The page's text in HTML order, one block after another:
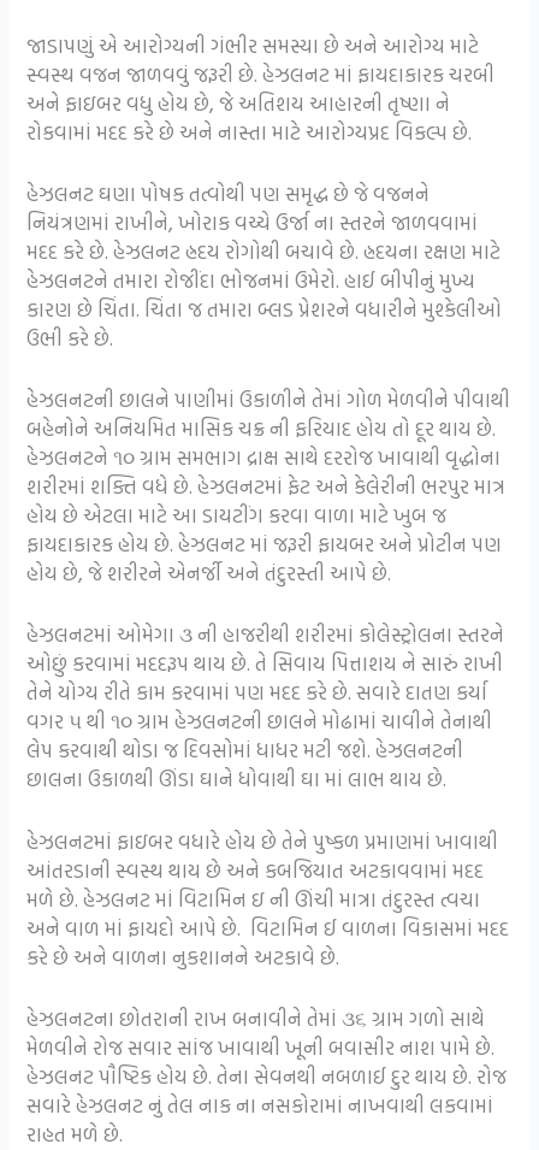
જાડાપણું એ આરોગ્યની ગંભીર સમસ્યા છે અને આરોગ્ય માટે
સ્વસ્થ વજન જાળવવું જરૂરી છે. હેઝલનટ માં ફાયદાકારક ચરબી
અને ફાઇબર વધુ હોય છે, જે અતિશય આહારની તૃષ્ણા ને
રોકવામાં મદદ કરે છે અને નાસ્તા માટે આરોગ્યપ્રદ વિકલ્પ છે.
હેઝલનટ ઘણા પોષક તત્વોથી પણ સમૃદ્ધ છે જે વજનને
નિયંત્રણમાં રાખીને, ખોરાક વચ્ચે ઉર્જા ના સ્તરને જાળવવામાં
મદદ કરે છે. હેઝલનટ હ્રદય રોગોથી બચાવે છે. હ્રદયના રક્ષણ માટે
હેઝલનટને તમારા રોજીંદા ભોજનમાં ઉમેરો. હાઈ બીપીનું મુખ્ય
કારણ છે ચિંતા. ચિંતા જ તમારા બ્લડ પ્રેશરને વધારીને મુશ્કેલીઓ
ઉભી કરે છે.
હેઝલનટની છાલને પાણીમાં ઉકાળીને તેમાં ગોળ મેળવીને પીવાથી
બહેનોને અનિયમિત માસિક ચક્ર ની ફરિયાદ હોય તો દૂર થાય છે.
હેઝલનટને ૧૦ ગ્રામ સમભાગ દ્રાક્ષ સાથે દરરોજ ખાવાથી વૃદ્ધોના
શરીરમાં શક્તિ વધે છે. હેઝલનટમાં ફેટ અને કેલેરીની ભરપુર માત્ર
હોય છે એટલા માટે આ ડાયટીંગ કરવા વાળા માટે ખુબ જ
ફાયદાકારક હોય છે. હેઝલનટ માં જરૂરી ફાયબર અને પ્રોટીન પણ
હોય છે, જે શરીરને એનર્જી અને તંદુરસ્તી આપે છે.
હેઝલનટમાં ઓમેગા ૩ ની હાજરીથી શરીરમાં કોલેસ્ટ્રોલના સ્તરને
ઓછું કરવામાં મદદરૂપ થાય છે. તે સિવાય પિત્તાશય ને સારું રાખી
તેને યોગ્ય રીતે કામ કરવામાં પણ મદદ કરે છે. સવારે દાતણ કર્યા
વગર ૫ થી ૧૦ ગ્રામ હેઝલનટની છાલને મોઢામાં ચાવીને તેનાથી
લેપ કરવાથી થોડા જ દિવસોમાં ધાધર મટી જશે. હેઝલનટની
છાલના ઉકાળથી ઊંડા ઘાને ધોવાથી ઘા માં લાભ થાય છે.
હેઝલનટમાં ફાઇબર વધારે હોય છે તેને પુષ્કળ પ્રમાણમાં ખાવાથી
આંતરડાની સ્વસ્થ થાય છે અને કબજિયાત અટકાવવામાં મદદ
મળે છે. હેઝલનટ માં વિટામિન ઇ ની ઊંચી માત્રા તંદુરસ્ત ત્વચા
અને વાળ માં ફાયદો આપે છે. વિટામિન ઈ વાળના વિકાસમાં મદદ
કરે છે અને વાળના નુકશાનને અટકાવે છે.
હેઝલનટના છોતરાની રાખ બનાવીને તેમાં ૩૬ ગ્રામ ગળો સાથે
મેળવીને રોજ સવાર સાંજ ખાવાથી ખૂની બવાસીર નાશ પામે છે.
હેઝલનટ પૌષ્ટિક હોય છે. તેના સેવનથી નબળાઈ દુર થાય છે. રોજ
સવારે હેઝલનટ નું તેલ નાક ના નસકોરામાં નાખવાથી લકવામાં
રાહત મળે છે.